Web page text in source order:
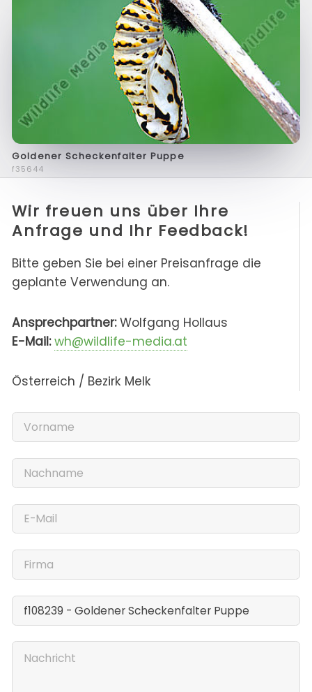
Goldener Scheckenfalter Puppe
f35644
Wir freuen uns über Ihre
Anfrage und Ihr Feedback!
Bitte geben Sie bei einer Preisanfrage die
geplante Verwendung an.
Ansprechpartner:Wolfgang Hollaus
E-Mail: wh@wildlife-media.at
Österreich / Bezirk Melk